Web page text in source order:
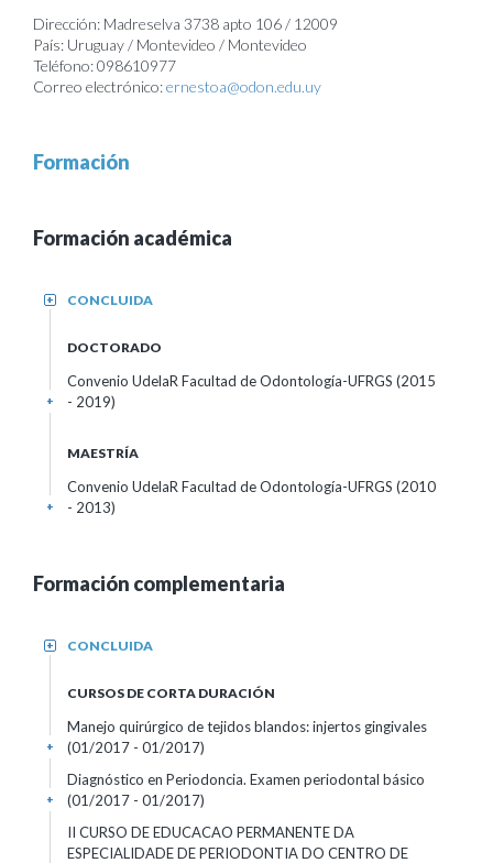
Dirección: Madreselva 3738 apto 106 / 12009
País: Uruguay / Montevideo / Montevideo
Teléfono: 098610977
Correo electrónico:ernestoa@odon.edu.uy
Formación
Formación académica
CONCLUIDA
+
DOCTORADO
Convenio UdelaR Facultad de Odontología-UFRGS (2015
- 2019)
+
MAESTRÍA
Convenio UdelaR Facultad de Odontología-UFRGS (2010
- 2013)
+
Formación complementaria
CONCLUIDA
+
CURSOS DE CORTA DURACIÓN
Manejo quirúrgico de tejidos blandos: injertos gingivales
(01/2017 - 01/2017)
+
Diagnóstico en Periodoncia. Examen periodontal básico
(01/2017 - 01/2017)
+
II CURSO DE EDUCACAO PERMANENTE DA
ESPECIALIDADE DE PERIODONTIA DO CENTRO DE